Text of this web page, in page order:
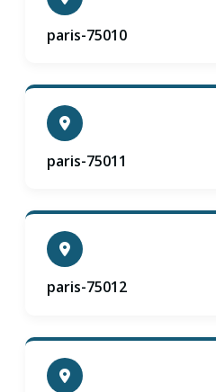
paris-75010
paris-75011
paris-75012